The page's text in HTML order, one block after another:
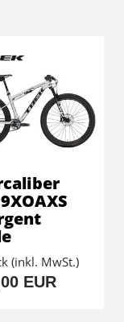
(inkl. MwSt.)
EUR